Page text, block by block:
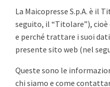
La Maicopresse S.p.A. è
seguito, il “Titolare”),
e perché trattare i suoi
presente sito web (nel
Queste sono le
chi siamo e come